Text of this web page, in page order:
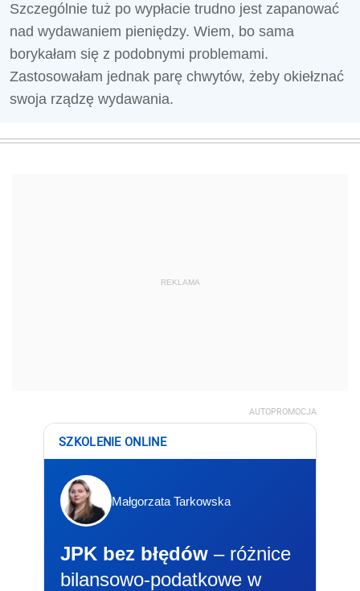
Szczególnie tuż po wypłacie trudno jest zapanować
nad wydawaniem pieniędzy. Wiem, bo sama
borykałam się z podobnymi problemami.
Zastosowałam jednak parę chwytów, żeby okiełznać
swoja rządzę wydawania.
REKLAMA
AUTOPROMOCJA
SZKOLENIE ONLINE
Małgorzata Tarkowska
JPK bez błędów – różnice
bilansowo-podatkowe w